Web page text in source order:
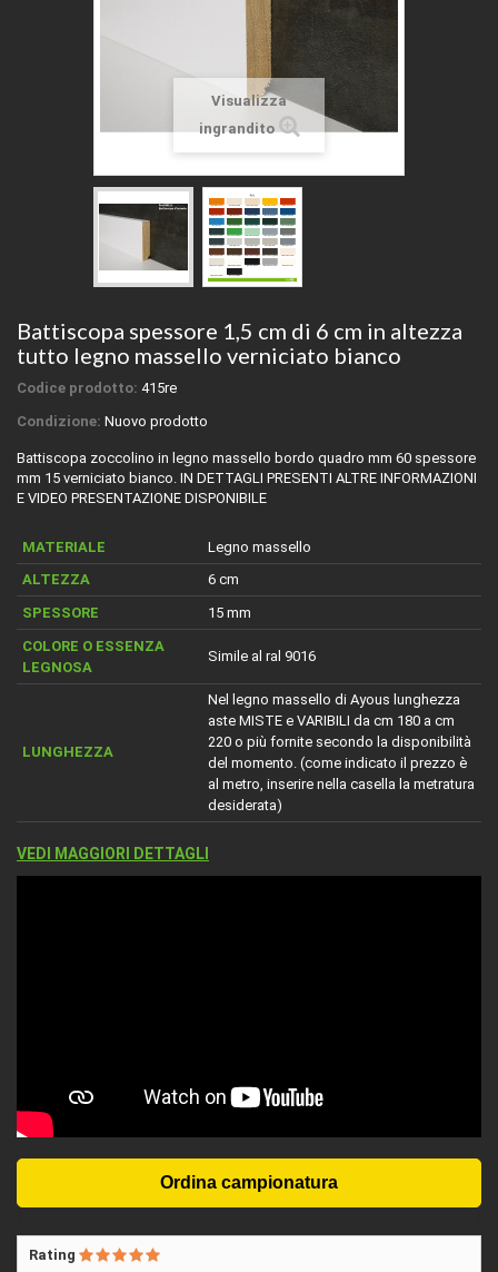
Visualizza
ingrandito
Battiscopa spessore 1,5 cm di 6 cm in altezza
tutto legno massello verniciato bianco
Codice prodotto: 415re
Condizione: Nuovo prodotto
Battiscopa zoccolino in legno massello bordo quadro mm 60 spessore
mm 15 verniciato bianco. IN DETTAGLI PRESENTI ALTRE INFORMAZIONI
E VIDEO PRESENTAZIONE DISPONIBILE
MATERIALE
Legno massello
ALTEZZA
6 cm
SPESSORE
15 mm
COLORE O ESSENZA
LEGNOSA
Simile al ral 9016
LUNGHEZZA
Nel legno massello di Ayous lunghezza
aste MISTE e VARIBILI da cm 180 a cm
220 o più fornite secondo la disponibilità
del momento. (come indicato il prezzo è
al metro, inserire nella casella la metratura
desiderata)
VEDI MAGGIORI DETTAGLI
Rating